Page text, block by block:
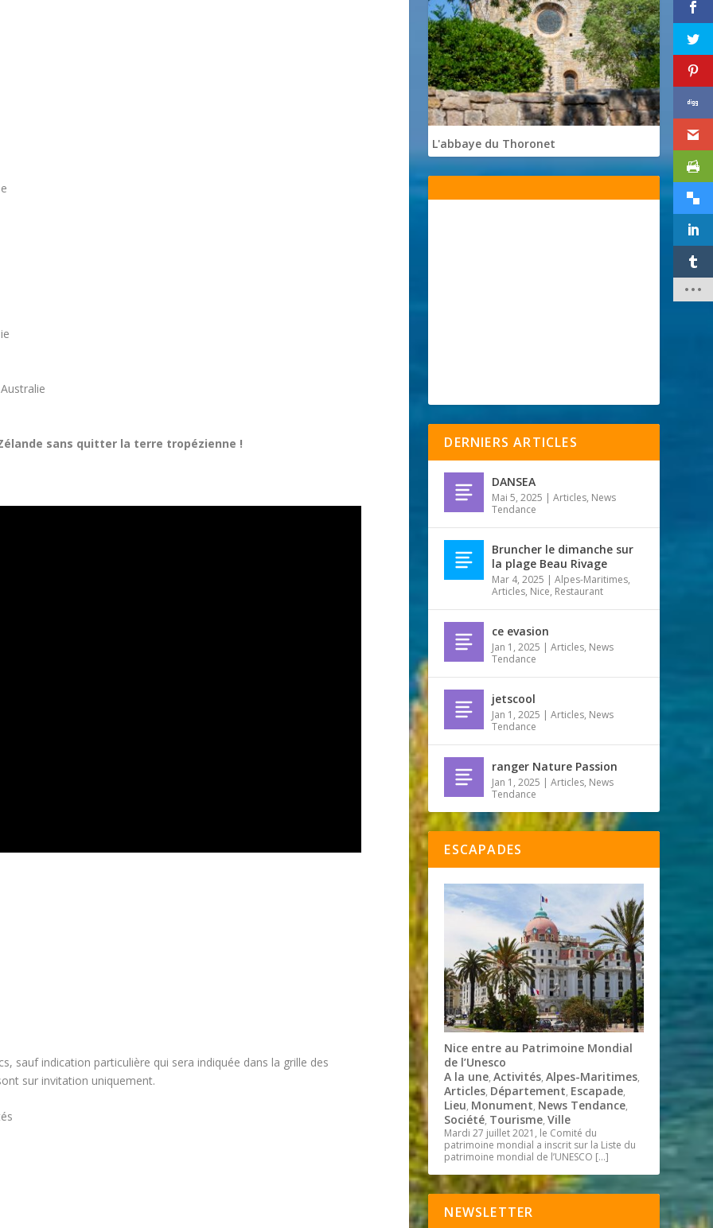
sans quitter la terre tropézienne !
sauf indication particulière qui sera indiquée dans la grille des
sur invitation uniquement.
L'abbaye du Thoronet
DERNIERS ARTICLES
DANSEA
Mai 5, 2025 |Articles, News
Tendance
Bruncher le dimanche sur
la plage Beau Rivage
Mar 4, 2025 |Alpes-Maritimes,
Articles, Nice, Restaurant
ce evasion
Jan 1, 2025 |Articles, News
Tendance
jetscool
Jan 1, 2025 |Articles, News
Tendance
ranger Nature Passion
Jan 1, 2025 |Articles, News
Tendance
ESCAPADES
Nice entre au Patrimoine Mondial
de l’Unesco
A la une,Activités,Alpes-Maritimes,
Articles, Département, Escapade,
Lieu, Monument, News Tendance,
Société, Tourisme,Ville
Mardi 27 juillet 2021, le Comité du
patrimoine mondial a inscrit sur la Liste du
patrimoine mondial de l’UNESCO […]
NEWSLETTER